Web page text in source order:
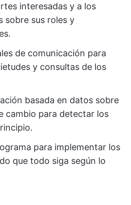
interesadas y a los
sobre sus roles y
de comunicación para
y consultas de los
basada en datos sobre
cambio para detectar los
para implementar los
que todo siga según lo